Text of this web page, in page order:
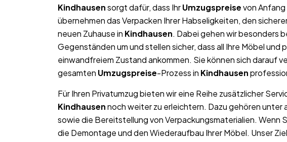
Kindhausensorgt dafür, dass IhrUmzugspreisevon
übernehmen das Verpacken Ihrer Habseligkeiten, den
neuen Zuhause in Kindhausen. Dabei gehen wir besonders
Gegenständen um und stellen sicher, dass all Ihre Möbel und
einwandfreiem Zustand ankommen. Sie können sich darauf
gesamten Umzugspreise-Prozess in Kindhausen
Für Ihren Privatumzug bieten wir eine Reihe zusätzlicher
Kindhausennoch weiter zu erleichtern. Dazu gehören unter
sowie die Bereitstellung von Verpackungsmaterialien. Wenn
die Demontage und den Wiederaufbau Ihrer Möbel. Unser